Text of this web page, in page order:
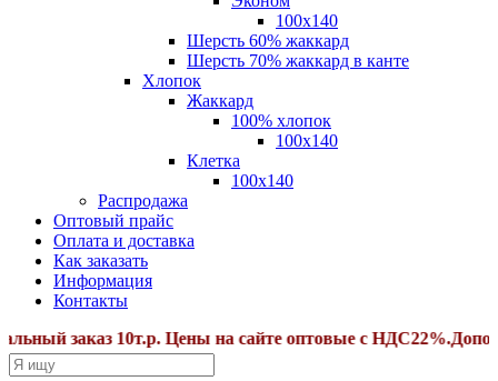
100x140
Шерсть 60% жаккард
Шерсть 70% жаккард в канте
Хлопок
Жаккард
100% хлопок
100x140
Клетка
100х140
Распродажа
Оптовый прайс
Оплата и доставка
Как заказать
Информация
Контакты
заказ 10т.р. Цены на сайте оптовые с